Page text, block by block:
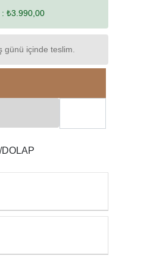
₺3.990,00
günü içinde teslim.